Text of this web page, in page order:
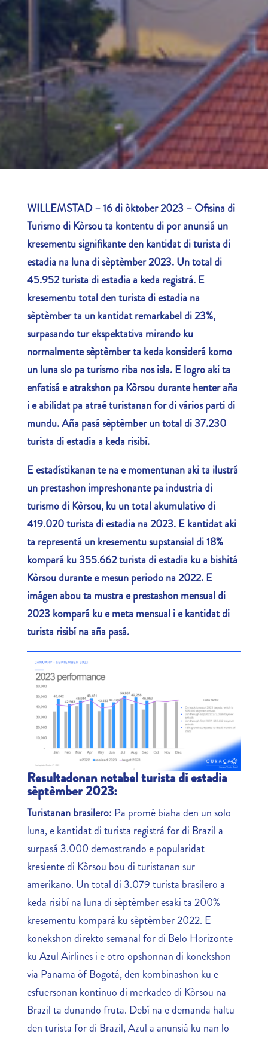
WILLEMSTAD – 16 di òktober 2023 – Ofisina di
Turismo di Kòrsou ta kontentu di por anunsiá un
kresementu signifikante den kantidat di turista di
estadia na luna di sèptèmber 2023. Un total di
45.952 turista di estadia a keda registrá. E
kresementu total den turista di estadia na
sèptèmber ta un kantidat remarkabel di 23%,
surpasando tur ekspektativa mirando ku
normalmente sèptèmber ta keda konsiderá komo
un luna slo pa turismo riba nos isla. E logro aki ta
enfatisá e atrakshon pa Kòrsou durante henter aña
i e abilidat pa atraé turistanan for di vários parti di
mundu. Aña pasá sèptèmber un total di 37.230
turista di estadia a keda risibí.
E estadístikanan te na e momentunan aki ta ilustrá
un prestashon impreshonante pa industria di
turismo di Kòrsou, ku un total akumulativo di
419.020 turista di estadia na 2023. E kantidat aki
ta representá un kresementu supstansial di 18%
kompará ku 355.662 turista di estadia ku a bishitá
Kòrsou durante e mesun periodo na 2022. E
imágen abou ta mustra e prestashon mensual di
2023 kompará ku e meta mensual i e kantidat di
turista risibí na aña pasá.
Resultadonan notabel turista di estadia
sèptèmber 2023:
Turistanan brasilero: Pa promé biaha den un solo
luna, e kantidat di turista registrá for di Brazil a
surpasá 3.000 demostrando e popularidat
kresiente di Kòrsou bou di turistanan sur
amerikano. Un total di 3.079 turista brasilero a
keda risibí na luna di sèptèmber esaki ta 200%
kresementu kompará ku sèptèmber 2022. E
konekshon direkto semanal for di Belo Horizonte
ku Azul Airlines i e otro opshonnan di konekshon
via Panama òf Bogotá, den kombinashon ku e
esfuersonan kontinuo di merkadeo di Kòrsou na
Brazil ta dunando fruta. Debí na e demanda haltu
den turista for di Brazil, Azul a anunsiá ku nan lo